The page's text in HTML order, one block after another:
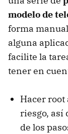
modelo de
forma
alguna
facilite la
tener en
Hacer root
riesgo, así
de los